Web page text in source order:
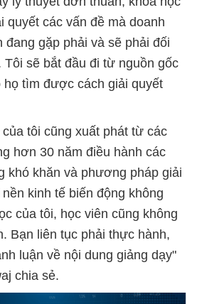
quyết các vấn đề mà doanh
đang gặp phải và sẽ phải đối
sẽ bắt đầu đi từ nguồn gốc
họ tìm được cách giải quyết
tôi cũng xuất phát từ các
hơn 30 năm điều hành các
khó khăn và phương pháp giải
kinh tế biến động không
của tôi, học viên cũng không
Bạn liên tục phải thực hành,
luận về nội dung giảng dạy"
chia sẻ.